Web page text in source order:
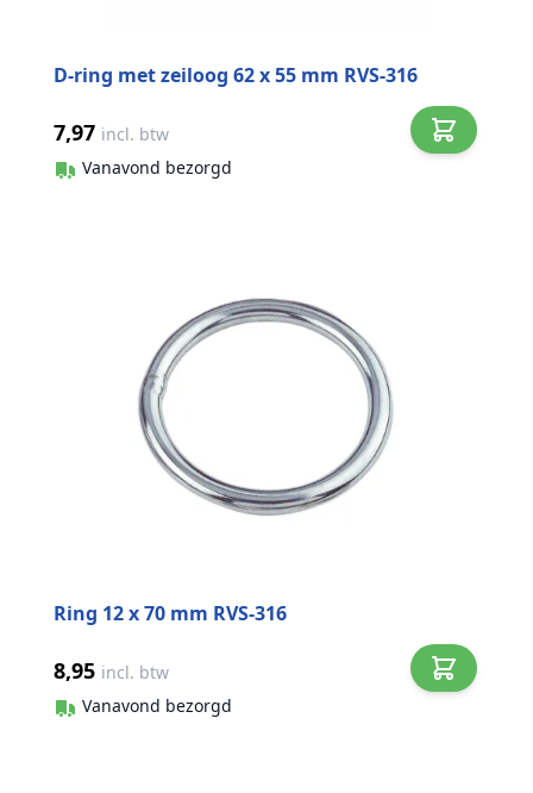
D-ring met zeiloog 62 x 55 mm RVS-316
7,97 incl. btw
Vanavond bezorgd
Ring 12 x 70 mm RVS-316
8,95 incl. btw
Vanavond bezorgd